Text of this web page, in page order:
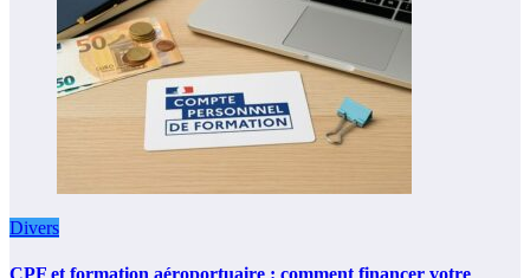
Divers